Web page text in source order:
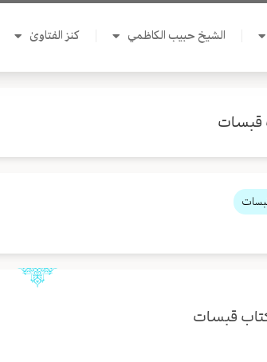
الشيخ حبيب الكاظمي كنز الفتاوىٰ
قبسات
قبسات